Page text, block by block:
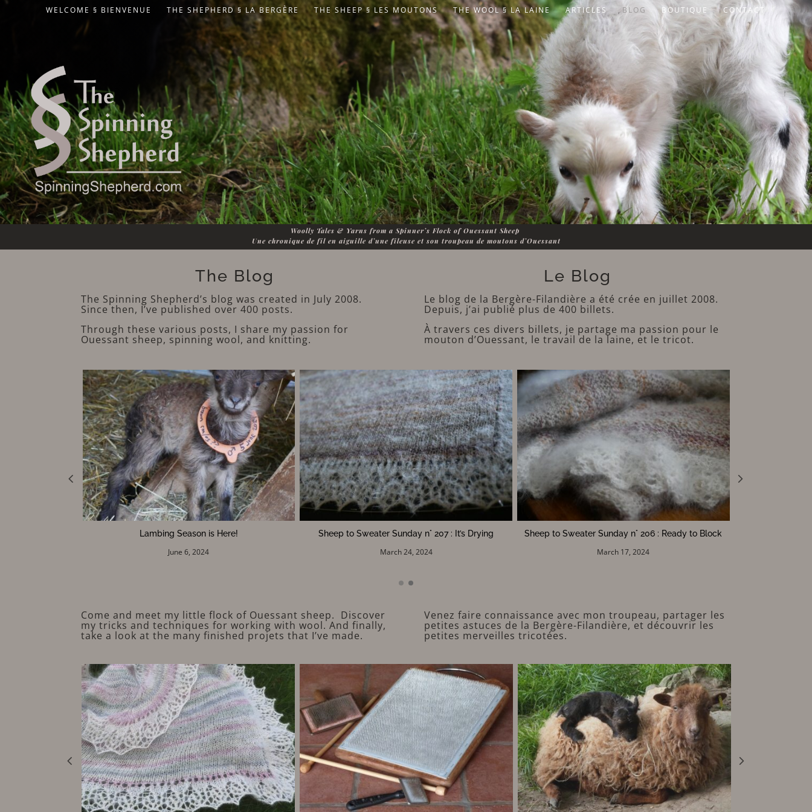
WELCOME § BIENVENUE THE SHEPHERD § LA BERGÈRE THE SHEEP § LES MOUTONS THE WOOL § LA LAINE ARTICLES BLOG BOUTIQUE CONTACT
Woolly Tales & Yarns from a Spinner’s Flock of Ouessant Sheep
Une chronique de fil en aiguille d’une fileuse et son troupeau de moutons d’Ouessant
The Blog Le Blog
The Spinning Shepherd’s blog was created in July 2008.
Since then, I’ve published over 400 posts.
Through these various posts, I share my passion for
Ouessant sheep, spinning wool, and knitting.
Le blog de la Bergère-Filandière a été crée en juillet 2008.
Depuis, j’ai publié plus de 400 billets.
À travers ces divers billets, je partage ma passion pour le
mouton d’Ouessant, le travail de la laine, et le tricot.
Sheep to Sweater Sunday n° 207 : It’s Drying Sheep to Sweater Sunday n° 206 : Ready to Block
Sheep to Sweater Sunday n° 205 : 3 More Norwegian
Come and meet my little flock of Ouessant sheep. Discover
my tricks and techniques for working with wool. And finally,
take a look at the many finished projets that I’ve made.
Venez faire connaissance avec mon troupeau, partager les
petites astuces de la Bergère-Filandière, et découvrir les
petites merveilles tricotées.